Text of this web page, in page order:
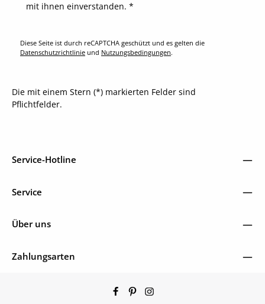
mit ihnen einverstanden. *
Diese Seite ist durch reCAPTCHA geschützt und es gelten die
Datenschutzrichtlinie und Nutzungsbedingungen.
Die mit einem Stern (*) markierten Felder sind
Pflichtfelder.
Service-Hotline
Service
Über uns
Zahlungsarten